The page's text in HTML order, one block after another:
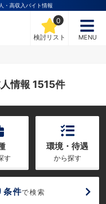
・高収入バイト情報
検討リスト
0
MENU
情報 1515件
す
環境・待遇
から探す
条件で検索